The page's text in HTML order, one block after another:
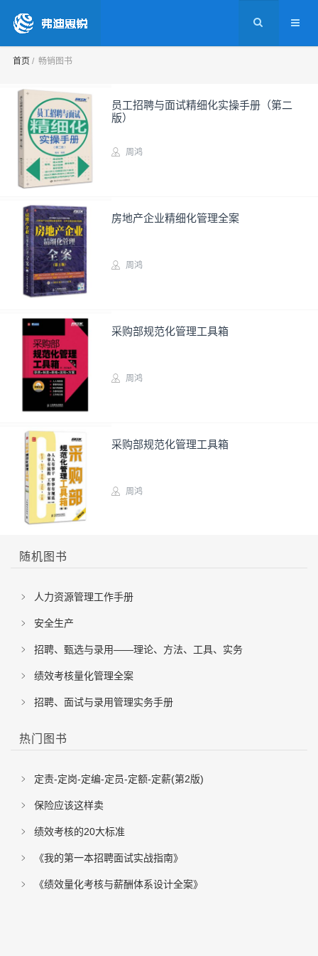
首页 畅销图书
员工招聘与面试精细化实操手册（第二
版）
周鸿
房地产企业精细化管理全案
周鸿
采购部规范化管理工具箱
周鸿
采购部规范化管理工具箱
周鸿
随机图书
人力资源管理工作手册
安全生产
招聘、甄选与录用——理论、方法、工具、实务
绩效考核量化管理全案
招聘、面试与录用管理实务手册
热门图书
定责-定岗-定编-定员-定额-定薪(第2版)
保险应该这样卖
绩效考核的20大标准
《我的第一本招聘面试实战指南》
《绩效量化考核与薪酬体系设计全案》